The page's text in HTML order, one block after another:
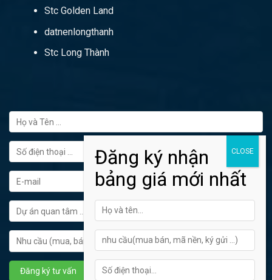
Stc Golden Land
datnenlongthanh
Stc Long Thành
FORM ĐĂNG KÝ TƯ VẤN